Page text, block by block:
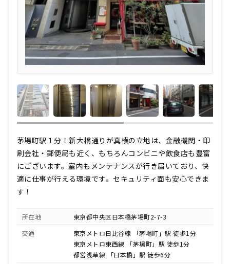
茅場町駅１分！新大橋通りが真横の立地は、金融機関・印
刷会社・郵便局も近く、もちろんコンビニや飲食店も豊富
にございます。室内もメンテナンスが行き届いており、快
適に仕事が行える環境です。セキュリティ面も安心できま
す！
所在地
東京都中央区日本橋茅場町2-7-3
交通
東京メトロ日比谷線 「茅場町」駅 徒歩1分
東京メトロ東西線 「茅場町」駅 徒歩1分
都営浅草線 「日本橋」駅 徒歩6分